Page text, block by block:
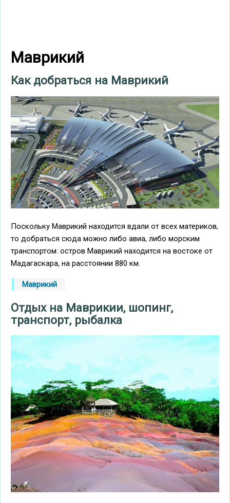
Маврикий
Как добраться на Маврикий
Поскольку Маврикий находится вдали от всех материков,
то добраться сюда можно либо авиа, либо морским
транспортом: остров Маврикий находится на востоке от
Мадагаскара, на расстоянии 880 км.
Маврикий
Отдых на Маврикии, шопинг,
транспорт, рыбалка